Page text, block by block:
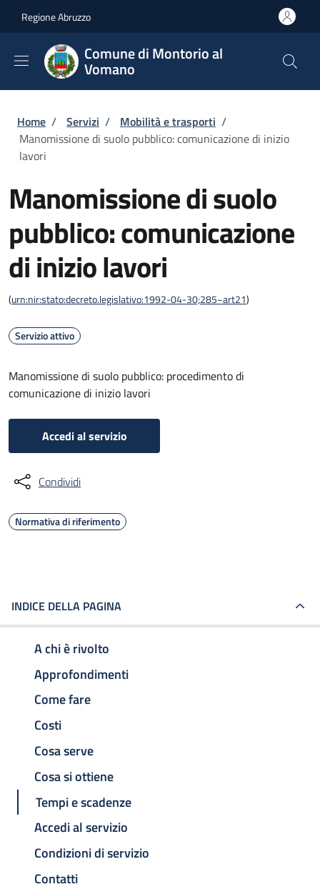
Regione Abruzzo
Comune di Montorio al
Vomano
Briciole di pane
Home / Servizi / Mobilità e trasporti /
Manomissione di suolo pubblico: comunicazione di inizio
lavori
Manomissione di suolo
pubblico: comunicazione
di inizio lavori
(urn:nir:stato:decreto.legislativo:1992-04-30;285~art21)
Servizio attivo
Manomissione di suolo pubblico: procedimento di
comunicazione di inizio lavori
Accedi al servizio
Condividi
Normativa di riferimento
INDICE DELLA PAGINA
A chi è rivolto
Approfondimenti
Come fare
Costi
Cosa serve
Cosa si ottiene
Tempi e scadenze
Accedi al servizio
Condizioni di servizio
Contatti